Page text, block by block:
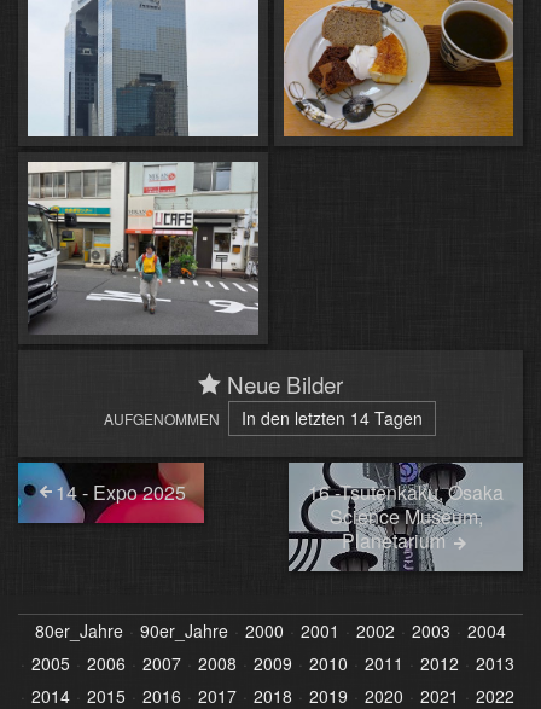
Neue Bilder
AUFGENOMMEN In den letzten 14 Tagen
14 - Expo 2025
16 -Tsutenkaku, Osaka
Science Museum,
Planetarium
80er_Jahre 90er_Jahre 2000 2001 2002 2003
2004
2005
2006 2007 2008 2009 2010 2011 2012
2013
2014
2015 2016 2017 2018 2019 2020 2021
2022